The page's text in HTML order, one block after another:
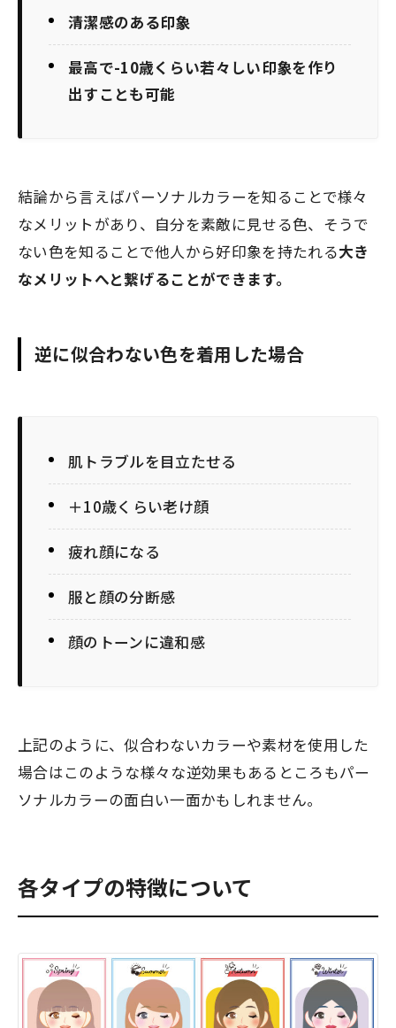
清潔感のある印象
最高で-10歳くらい若々しい印象を作り
出すことも可能
結論から言えばパーソナルカラーを知ることで様々
なメリットがあり、自分を素敵に見せる色、そうで
ない色を知ることで他人から好印象を持たれる大き
なメリットへと繋げることができます。
逆に似合わない色を着用した場合
肌トラブルを目立たせる
＋10歳くらい老け顔
疲れ顔になる
服と顔の分断感
顔のトーンに違和感
上記のように、似合わないカラーや素材を使用した
場合はこのような様々な逆効果もあるところもパー
ソナルカラーの面白い一面かもしれません。
各タイプの特徴について